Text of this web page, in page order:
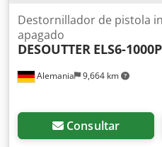
Alemania 9,664 km
Destornillador de pistola
apagado
DESOUTTER ELS6-1000P
Consultar